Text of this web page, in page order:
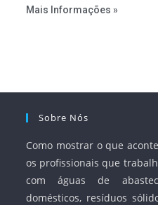
serviços, ampliar a
Mais Informações »
Sobre Nós
Como mostrar o que
os profissionais que
com águas de
domésticos, resíduos